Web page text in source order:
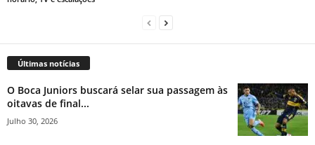
Últimas notícias
O Boca Juniors buscará selar sua passagem às
oitavas de final...
Julho 30, 2026